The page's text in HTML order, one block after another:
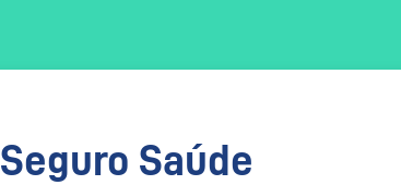
Seguro Saúde